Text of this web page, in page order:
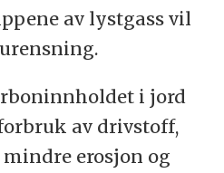
av lystgass vil
i jord
av drivstoff,
erosjon og